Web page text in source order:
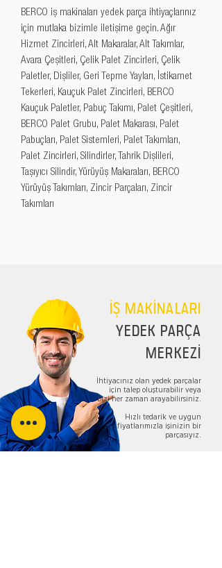
BERCO iş makinaları yedek parça ihtiyaçlarınız
için mutlaka bizimle iletişime geçin. Ağır
Hizmet Zincirleri, Alt Makaralar, Alt Takımlar,
Avara Çeşitleri, Çelik Palet Zincirleri, Çelik
Paletler, Dişliler, Geri Tepme Yayları, İstikamet
Tekerleri, Kauçuk Palet Zincirleri, BERCO
Kauçuk Paletler, Pabuç Takımı, Palet Çeşitleri,
BERCO Palet Grubu, Palet Makarası, Palet
Pabuçları, Palet Sistemleri, Palet Takımları,
Palet Zincirleri, Silindirler, Tahrik Dişlileri,
Taşıyıcı Silindir, Yürüyüş Makaraları, BERCO
Yürüyüş Takımları, Zincir Parçaları, Zincir
Takımları
İŞ MAKİNALARI
YEDEK PARÇA
MERKEZİ
İhtiyacınız olan yedek parçalar
için talep oluşturabilir veya
bizi her zaman arayabilirsiniz.
Hızlı tedarik ve uygun
fiyatlarımızla işinizin bir
parçasıyız.